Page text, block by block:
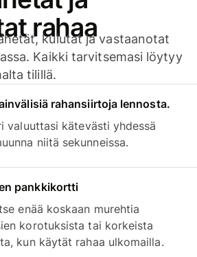
rahaa
kulutat ja vastaanotat
Kaikki tarvitsemasi löytyy
tilillä.
rahansiirtoja lennosta.
valuuttasi kätevästi yhdessä
niitä sekunneissa.
pankkikortti
enää koskaan murehtia
korotuksista tai korkeista
kun käytät rahaa ulkomailla.